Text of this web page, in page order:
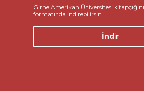
Girne Amerikan Üniversitesi
formatında indirebilirsin.
İndir